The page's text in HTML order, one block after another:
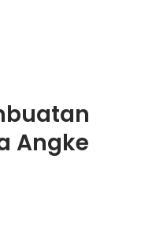
Angke